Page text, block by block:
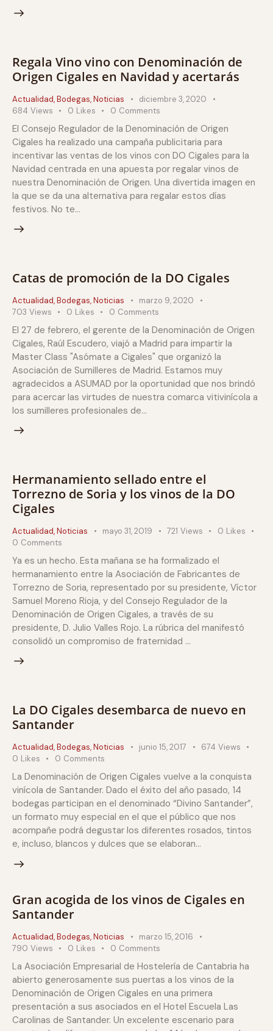
Regala Vino vino con Denominación de
Origen Cigales en Navidad y acertarás
Actualidad,Bodegas,Noticias
diciembre 3, 2020
684 Views 0 Likes 0 Comments
El Consejo Regulador de la Denominación de Origen
Cigales ha realizado una campaña publicitaria para
incentivar las ventas de los vinos con DO Cigales para la
Navidad centrada en una apuesta por regalar vinos de
nuestra Denominación de Origen. Una divertida imagen en
la que se da una alternativa para regalar estos días
festivos. No te…
Catas de promoción de la DO Cigales
Actualidad,Bodegas,Noticias
marzo 9, 2020
703 Views 0 Likes 0 Comments
El 27 de febrero, el gerente de la Denominación de Origen
Cigales, Raúl Escudero, viajó a Madrid para impartir la
Master Class "Asómate a Cigales" que organizó la
Asociación de Sumilleres de Madrid. Estamos muy
agradecidos a ASUMAD por la oportunidad que nos brindó
para acercar las virtudes de nuestra comarca vitivinícola a
los sumilleres profesionales de…
Hermanamiento sellado entre el
Torrezno de Soria y los vinos de la DO
Cigales
Actualidad,Noticias mayo 31, 2019 721 Views 0 Likes
0 Comments
Ya es un hecho. Esta mañana se ha formalizado el
hermanamiento entre la Asociación de Fabricantes de
Torrezno de Soria, representado por su presidente, Víctor
Samuel Moreno Rioja, y del Consejo Regulador de la
Denominación de Origen Cigales, a través de su
presidente, D. Julio Valles Rojo. La rúbrica del manifestó
consolidó un compromiso de fraternidad …
La DO Cigales desembarca de nuevo en
Santander
Actualidad,Bodegas,Noticias junio 15, 2017 674 Views
0 Likes 0 Comments
La Denominación de Origen Cigales vuelve a la conquista
vinícola de Santander. Dado el éxito del año pasado, 14
bodegas participan en el denominado “Divino Santander”,
un formato muy especial en el que el público que nos
acompañe podrá degustar los diferentes rosados, tintos
e, incluso, blancos y dulces que se elaboran…
Gran acogida de los vinos de Cigales en
Santander
Actualidad,Bodegas,Noticias
marzo 15, 2016
790 Views 0 Likes 0 Comments
La Asociación Empresarial de Hostelería de Cantabria ha
abierto generosamente sus puertas a los vinos de la
Denominación de Origen Cigales en una primera
presentación a sus asociados en el Hotel Escuela Las
Carolinas de Santander. Un excelente escenario para